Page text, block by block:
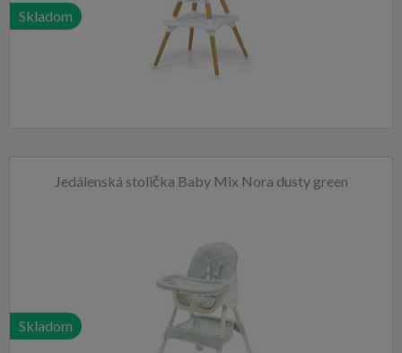
Skladom
Jedálenská stolička Baby Mix Nora dusty green
Skladom